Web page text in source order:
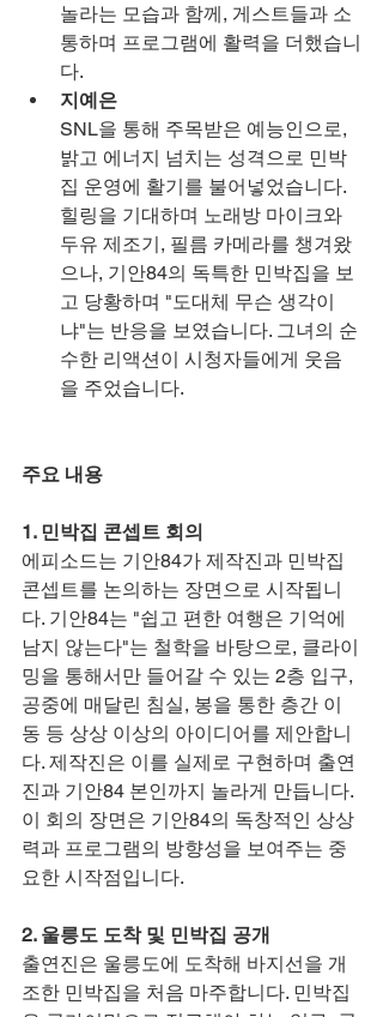
놀라는 모습과 함께, 게스트들과 소
통하며 프로그램에 활력을 더했습니
다.
지예은
SNL을 통해 주목받은 예능인으로,
밝고 에너지 넘치는 성격으로 민박
집 운영에 활기를 불어넣었습니다.
힐링을 기대하며 노래방 마이크와
두유 제조기, 필름 카메라를 챙겨왔
으나, 기안84의 독특한 민박집을 보
고 당황하며 "도대체 무슨 생각이
냐"는 반응을 보였습니다. 그녀의 순
수한 리액션이 시청자들에게 웃음
을 주었습니다.
주요 내용
1. 민박집 콘셉트 회의
에피소드는 기안84가 제작진과 민박집
콘셉트를 논의하는 장면으로 시작됩니
다. 기안84는 "쉽고 편한 여행은 기억에
남지 않는다"는 철학을 바탕으로, 클라이
밍을 통해서만 들어갈 수 있는 2층 입구,
공중에 매달린 침실, 봉을 통한 층간 이
동 등 상상 이상의 아이디어를 제안합니
다. 제작진은 이를 실제로 구현하며 출연
진과 기안84 본인까지 놀라게 만듭니다.
이 회의 장면은 기안84의 독창적인 상상
력과 프로그램의 방향성을 보여주는 중
요한 시작점입니다.
2. 울릉도 도착 및 민박집 공개
출연진은 울릉도에 도착해 바지선을 개
조한 민박집을 처음 마주합니다. 민박집